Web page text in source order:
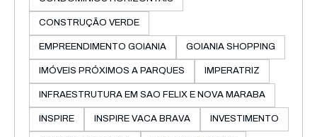
CONSTRUÇÃO VERDE
EMPREENDIMENTO GOIANIA GOIANIA SHOPPING
IMÓVEIS PRÓXIMOS A PARQUES IMPERATRIZ
INFRAESTRUTURA EM SAO FELIX E NOVA MARABA
INSPIRE INSPIRE VACA BRAVA INVESTIMENTO